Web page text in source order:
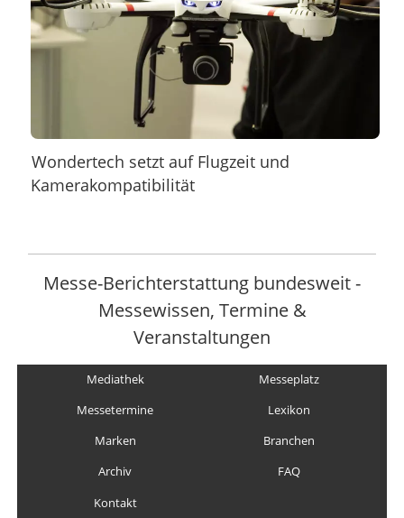
Wondertech setzt auf Flugzeit und
Kamerakompatibilität
Messe-Berichterstattung bundesweit -
Messewissen, Termine &
Veranstaltungen
Mediathek
Messeplatz
Messetermine
Lexikon
Marken
Branchen
Archiv
FAQ
Kontakt